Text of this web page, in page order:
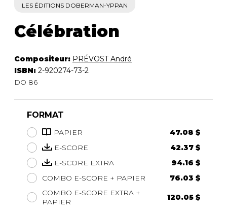
LES ÉDITIONS DOBERMAN-YPPAN
Célébration
Compositeur: PRÉVOST André
ISBN: 2-920274-73-2
DO 86
FORMAT
PAPIER
47.08 $
E-SCORE
42.37 $
E-SCORE EXTRA
94.16 $
COMBO E-SCORE + PAPIER
76.03 $
COMBO E-SCORE EXTRA +
PAPIER
120.05 $